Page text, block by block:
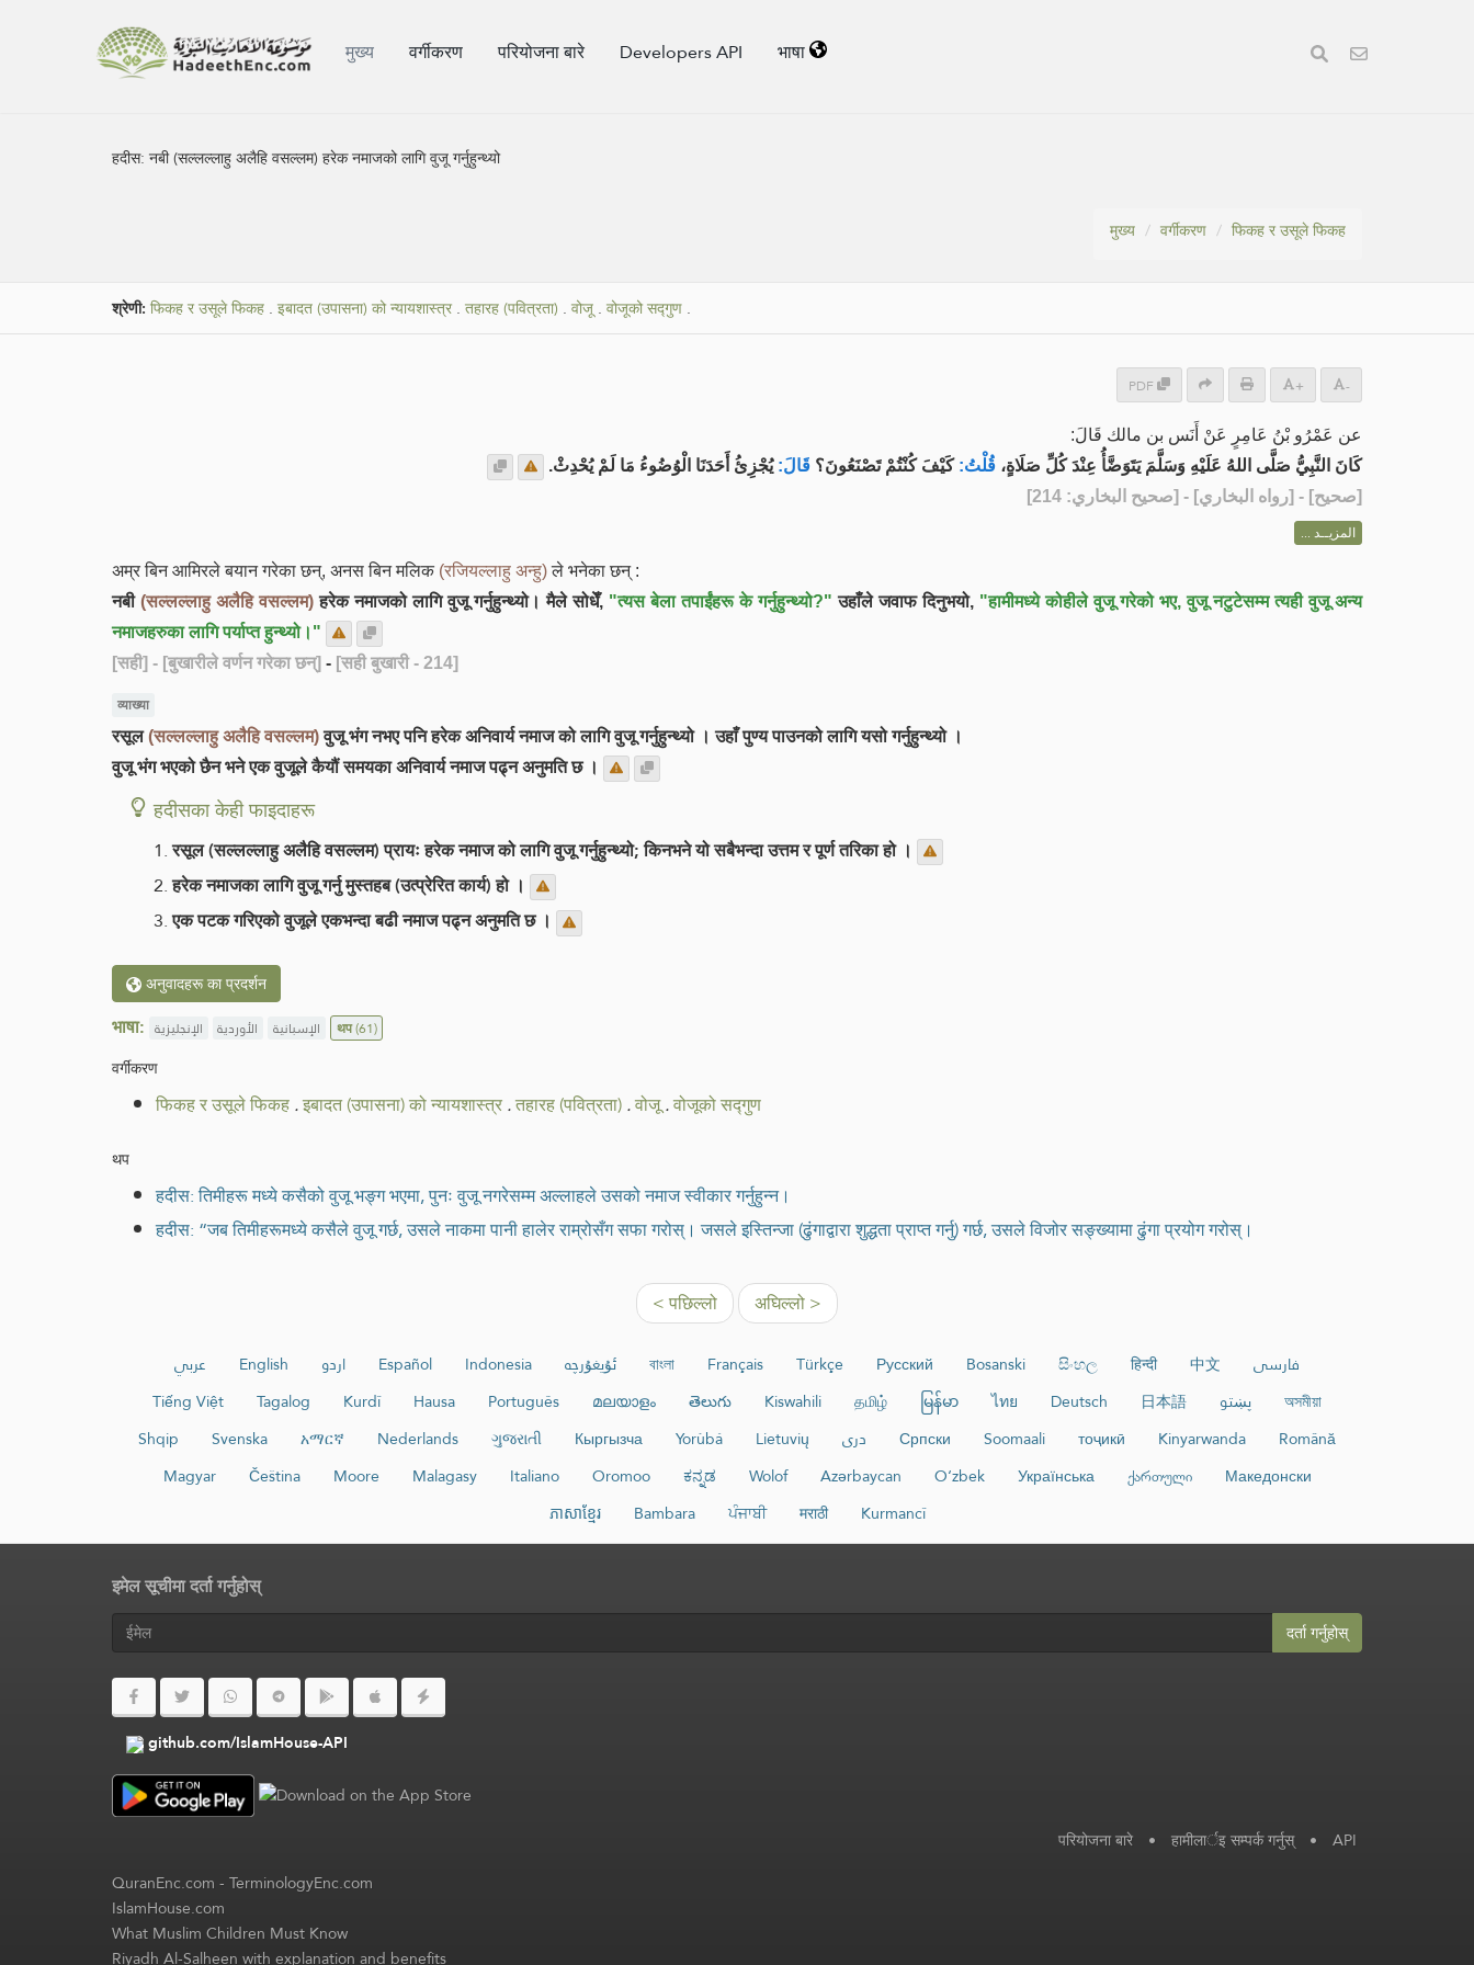
मुख्य वर्गीकरण परियोजना बारे Developers API भाषा
हदीस:नबी (सल्लल्लाहु अलैहि वसल्लम) हरेक नमाजको लागि वुजू गर्नुहुन्थ्यो
मुख्य वर्गीकरण फिकह र उसूले फिकह
श्रेणी: फिकह र उसूले फिकह . इबादत (उपासना) को न्यायशास्त्र . तहारह (पवित्रता) . वोजू. वोजूको सद्गुण .
PDF + -
عن عَمْرُو بْنُ عَامِرٍ عَنْ ‌أَنَس بن مالك قَالَ:
كَانَ النَّبِيُّ صَلَّى اللهُ عَلَيْهِ وَسَلَّمَ يَتَوَضَّأُ عِنْدَ كُلِّ صَلَاةٍ، قُلْتُ: كَيْفَ كُنْتُمْ تَصْنَعُونَ؟ قَالَ: يُجْزِئُ أَحَدَنَا الْوُضُوءُ مَا لَمْ يُحْدِثْ.
[صحيح] - [رواه البخاري] - [صحيح البخاري: 214]
المزيــد ...
अम्र बिन आमिरले बयान गरेका छन्, अनस बिन मलिक (रजियल्लाहु अन्हु)ले भनेका छन् :
नबी (सल्लल्लाहु अलैहि वसल्लम) हरेक नमाजको लागि वुजू गर्नुहुन्थ्यो। मैले सोधेँ, "त्यस बेला तपाईंहरू के गर्नुहुन्थ्यो?" उहाँले जवाफ दिनुभयो, "हामीमध्ये कोहीले वुजू गरेको भए, वुजू नटुटेसम्म त्यही वुजू अन्य
नमाजहरुका लागि पर्याप्त हुन्थ्यो।"
[सही] - [बुखारीले वर्णन गरेका छन्] - [सही बुखारी - 214]
व्याख्या
रसूल(सल्लल्लाहु अलैहि वसल्लम)वुजू भंग नभए पनि हरेक अनिवार्य नमाज को लागि वुजू गर्नुहुन्थ्यो । उहाँ पुण्य पाउनको लागि यसो गर्नुहुन्थ्यो ।
वुजू भंग भएको छैन भने एक वुजूले कैयौं समयका अनिवार्य नमाज पढ्न अनुमति छ ।
हदीसका केही फाइदाहरू
रसूल (सल्लल्लाहु अलैहि वसल्लम) प्रायः हरेक नमाज को लागि वुजू गर्नुहुन्थ्यो; किनभने यो सबैभन्दा उत्तम र पूर्ण तरिका हो ।
हरेक नमाजका लागि वुजू गर्नु मुस्तहब (उत्प्रेरित कार्य) हो ।
एक पटक गरिएको वुजूले एकभन्दा बढी नमाज पढ्न अनुमति छ ।
अनुवादहरू का प्रदर्शन
भाषा: الإنجليزية الأوردية الإسبانية थप(61)
वर्गीकरण
फिकह र उसूले फिकह.इबादत (उपासना) को न्यायशास्त्र.तहारह (पवित्रता).वोजू.वोजूको सद्गुण
थप
हदीस: तिमीहरू मध्ये कसैको वुजू भङ्ग भएमा, पुनः वुजू नगरेसम्म अल्लाहले उसको नमाज स्वीकार गर्नुहुन्न।
हदीस: “जब तिमीहरूमध्ये कसैले वुजू गर्छ, उसले नाकमा पानी हालेर राम्रोसँग सफा गरोस्। जसले इस्तिन्जा (ढुंगाद्वारा शुद्धता प्राप्त गर्नु) गर्छ, उसले विजोर सङ्ख्यामा ढुंगा प्रयोग गरोस्।
< पछिल्लो अघिल्लो >
عربي English اردو Español Indonesia ئۇيغۇرچە বাংলা Français Türkçe Русский Bosanski සිංහල हिन्दी 中文
فارسی
Tiếng Việt
Tagalog Kurdî Hausa Português മലയാളം తెలుగు Kiswahili தமிழ் မြန်မာ ไทย Deutsch 日本語 پښتو
অসমীয়া
Shqip
Svenska አማርኛ Nederlands ગુજરાતી Кыргызча Yorùbá Lietuvių دری Српски Soomaali тоҷикӣ Kinyarwanda
Română
Magyar
Čeština Moore Malagasy Italiano Oromoo ಕನ್ನಡ Wolof Azərbaycan O‘zbek Українська ქართული
Македонски
ភាសាខ្មែរ
Bambara ਪੰਜਾਬੀ मराठी Kurmancî
इमेल सूचीमा दर्ता गर्नुहोस्
दर्ता गर्नुहोस्
github.com/IslamHouse-API
परियोजना बारे • हामीलार्इ सम्पर्क गर्नुस् • API
QuranEnc.com-TerminologyEnc.com
IslamHouse.com
What Muslim Children Must Know
Riyadh Al-Salheen with explanation and benefits